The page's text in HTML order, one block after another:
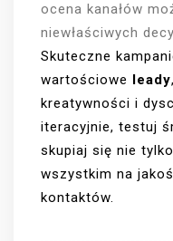
ocena kanałów
niewłaściwych
Skuteczne
wartościowe leady
kreatywności i
iteracyjnie, testuj
skupiaj się nie
wszystkim na
kontaktów.